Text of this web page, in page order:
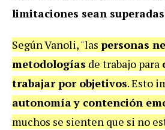
limitaciones sean superadas
Según Vanoli, "las personas
metodologías de trabajo para
trabajar por objetivos. Esto
autonomíay contención
muchos se sienten que si no